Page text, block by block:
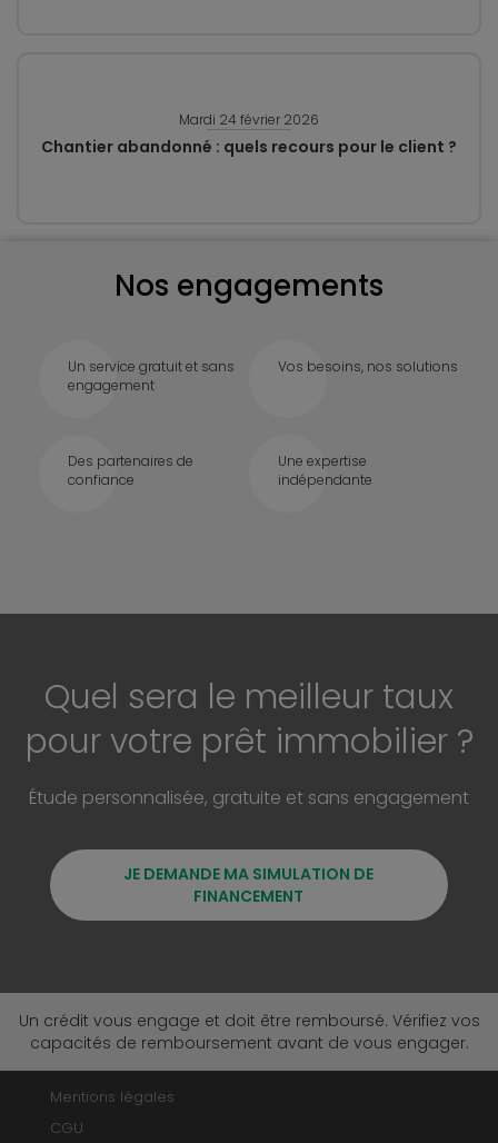
Mardi 24 février 2026
Chantier abandonné : quels recours pour le client ?
Nos engagements
Un service gratuit et sans
engagement
Vos besoins, nos solutions
Des partenaires de
confiance
Une expertise
indépendante
Quel sera le meilleur taux
pour votre prêt immobilier ?
Étude personnalisée, gratuite et sans engagement
JE DEMANDE MA SIMULATION DE
FINANCEMENT
Un crédit vous engage et doit être remboursé. Vérifiez vos
capacités de remboursement avant de vous engager.
Mentions légales
CGU